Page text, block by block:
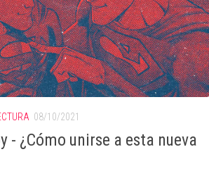
08/10/2021
- ¿Cómo unirse a esta nueva